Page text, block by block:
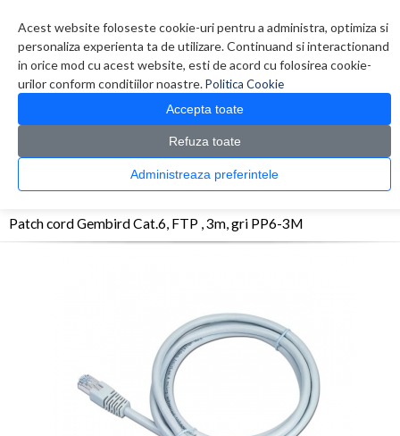
Acest website foloseste cookie-uri pentru a administra, optimiza si
personaliza experienta ta de utilizare. Continuand si interactionand
in orice mod cu acest website, esti de acord cu folosirea cookie-
urilor conform conditiilor noastre.Politica Cookie
Accepta toate
Refuza toate
Administreaza preferintele
0 produs(e)
CATALOG PRODUSE
> Cabluri > Patch cord Gembird Cat.6, FTP , 3m, gri PP6-
Patch cord Gembird Cat.6, FTP , 3m, gri PP6-3M